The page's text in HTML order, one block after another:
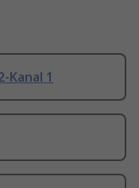
Kanal 1